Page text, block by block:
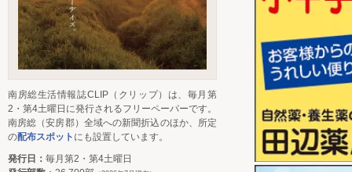
南房総生活情報誌CLIP（クリップ）は、毎月第
2・第4土曜日に発行されるフリーペーパーです。
南房総（安房郡）全域への新聞折込のほか、所定
の配布スポット にも設置しています。
発行日： 毎月第2・第4土曜日